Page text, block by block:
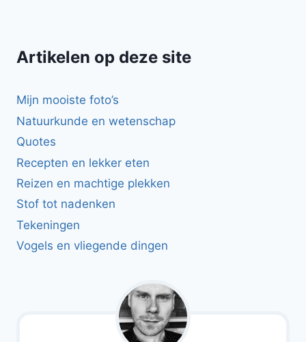
Artikelen op deze site
Mijn mooiste foto’s
Natuurkunde en wetenschap
Quotes
Recepten en lekker eten
Reizen en machtige plekken
Stof tot nadenken
Tekeningen
Vogels en vliegende dingen